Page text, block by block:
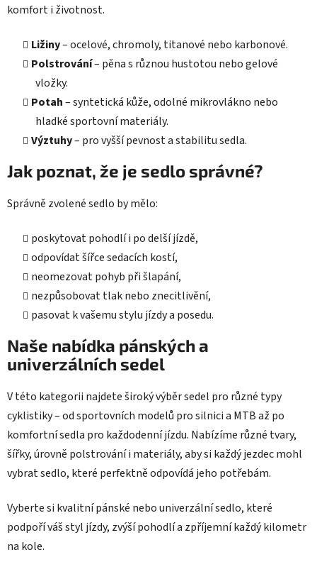
komfort i životnost.
Ližiny– ocelové, chromoly, titanové nebo karbonové.
Polstrování– pěna s různou hustotou nebo gelové
vložky.
Potah– syntetická kůže, odolné mikrovlákno nebo
hladké sportovní materiály.
Výztuhy– pro vyšší pevnost a stabilitu sedla.
Jak poznat, že je sedlo správné?
Správně zvolené sedlo by mělo:
poskytovat pohodlí i po delší jízdě,
odpovídat šířce sedacích kostí,
neomezovat pohyb při šlapání,
nezpůsobovat tlak nebo znecitlivění,
pasovat k vašemu stylu jízdy a posedu.
Naše nabídka pánských a
univerzálních sedel
V této kategorii najdete široký výběr sedel pro různé typy
cyklistiky – od sportovních modelů pro silnici a MTB až po
komfortní sedla pro každodenní jízdu. Nabízíme různé tvary,
šířky, úrovně polstrování i materiály, aby si každý jezdec mohl
vybrat sedlo, které perfektně odpovídá jeho potřebám.
Vyberte si kvalitní pánské nebo univerzální sedlo, které
podpoří váš styl jízdy, zvýší pohodlí a zpříjemní každý kilometr
na kole.